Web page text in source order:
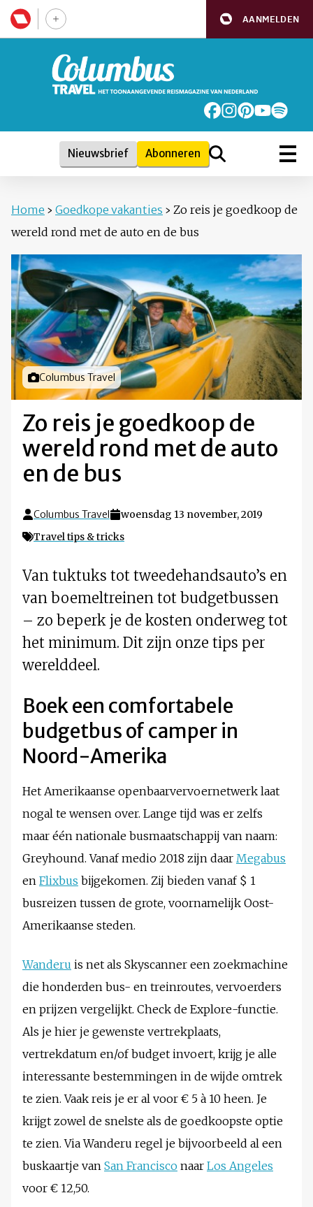
AANMELDEN
Nieuwsbrief Abonneren
Home › Goedkope vakanties › Zo reis je goedkoop de
wereld rond met de auto en de bus
Foto door
Columbus Travel
Zo reis je goedkoop de
wereld rond met de auto
en de bus
Columbus Travel
woensdag 13 november, 2019
Travel tips & tricks
Van tuktuks tot tweedehandsauto’s en
van boemeltreinen tot budgetbussen
– zo beperk je de kosten onderweg tot
het minimum. Dit zijn onze tips per
werelddeel.
Boek een comfortabele
budgetbus of camper in
Noord-Amerika
Het Amerikaanse openbaarvervoernetwerk laat
nogal te wensen over. Lange tijd was er zelfs
maar één nationale busmaatschappij van naam:
Greyhound. Vanaf medio 2018 zijn daar Megabus
en Flixbus bijgekomen. Zij bieden vanaf $ 1
busreizen tussen de grote, voornamelijk Oost-
Amerikaanse steden.
Wanderu is net als Skyscanner een zoekmachine
die honderden bus- en treinroutes, vervoerders
en prijzen vergelijkt. Check de Explore-functie.
Als je hier je gewenste vertrekplaats,
vertrekdatum en/of budget invoert, krijg je alle
interessante bestemmingen in de wijde omtrek
te zien. Vaak reis je er al voor € 5 à 10 heen. Je
krijgt zowel de snelste als de goedkoopste optie
te zien. Via Wanderu regel je bijvoorbeeld al een
buskaartje van San Francisco naar Los Angeles
voor € 12,50.